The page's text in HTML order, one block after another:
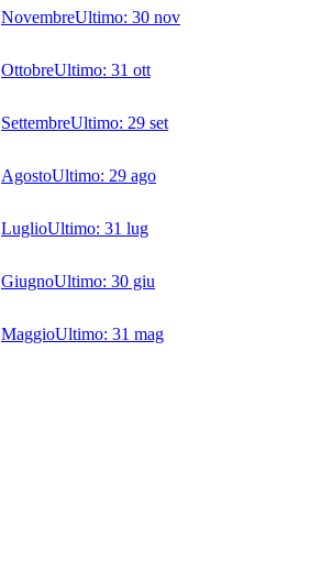
NovembreUltimo: 30 nov
OttobreUltimo: 31 ott
SettembreUltimo: 29 set
AgostoUltimo: 29 ago
LuglioUltimo: 31 lug
GiugnoUltimo: 30 giu
MaggioUltimo: 31 mag